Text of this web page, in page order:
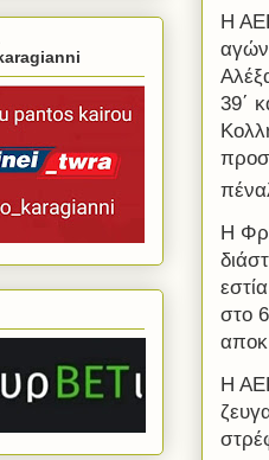
Η
39΄
Η
στο
Η